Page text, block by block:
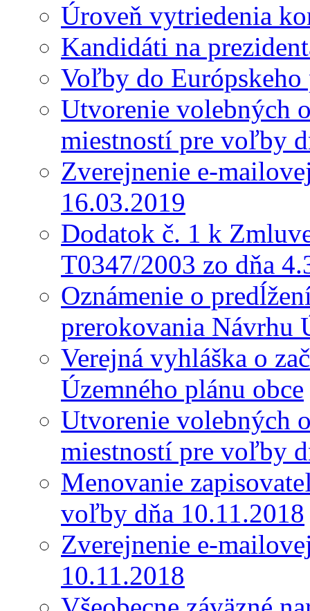
Úroveň vytriedenia
Kandidáti na
Voľby do Európskeho
Utvorenie volebných
miestností pre voľby
Zverejnenie e-
16.03.2019
Dodatok č. 1 k
T0347/2003 zo dňa
Oznámenie o
prerokovania Návrhu
Verejná vyhláška o
Územného plánu obce
Utvorenie volebných
miestností pre voľby
Menovanie
voľby dňa 10.11.2018
Zverejnenie e-
10.11.2018